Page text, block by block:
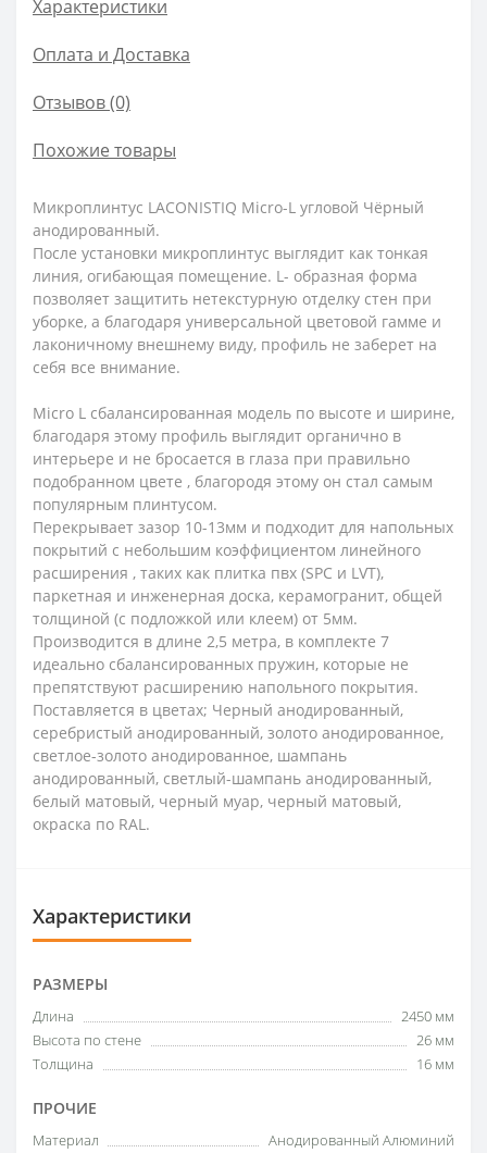
Характеристики
Оплата и Доставка
Отзывов (0)
Похожие товары
Микроплинтус LACONISTIQ Micro-L угловой Чёрный
анодированный.
После установки микроплинтус выглядит как тонкая
линия, огибающая помещение. L- образная форма
позволяет защитить нетекстурную отделку стен при
уборке, а благодаря универсальной цветовой гамме и
лаконичному внешнему виду, профиль не заберет на
себя все внимание.
Micro L сбалансированная модель по высоте и ширине,
благодаря этому профиль выглядит органично в
интерьере и не бросается в глаза при правильно
подобранном цвете , благородя этому он стал самым
популярным плинтусом.
Перекрывает зазор 10-13мм и подходит для напольных
покрытий с небольшим коэффициентом линейного
расширения , таких как плитка пвх (SPC и LVT),
паркетная и инженерная доска, керамогранит, общей
толщиной (с подложкой или клеем) от 5мм.
Производится в длине 2,5 метра, в комплекте 7
идеально сбалансированных пружин, которые не
препятствуют расширению напольного покрытия.
Поставляется в цветах; Черный анодированный,
серебристый анодированный, золото анодированное,
светлое-золото анодированное, шампань
анодированный, светлый-шампань анодированный,
белый матовый, черный муар, черный матовый,
окраска по RAL.
Характеристики
РАЗМЕРЫ
Длина
2450 мм
Высота по стене
26 мм
Толщина
16 мм
ПРОЧИЕ
Материал Анодированный Алюминий